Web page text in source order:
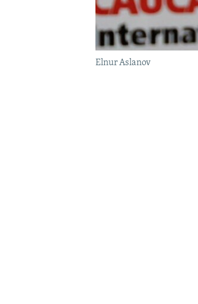
Elnur Aslanov